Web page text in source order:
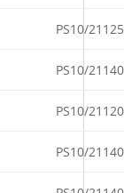
PS10/21125
PS10/21140
PS10/21120
PS10/21140